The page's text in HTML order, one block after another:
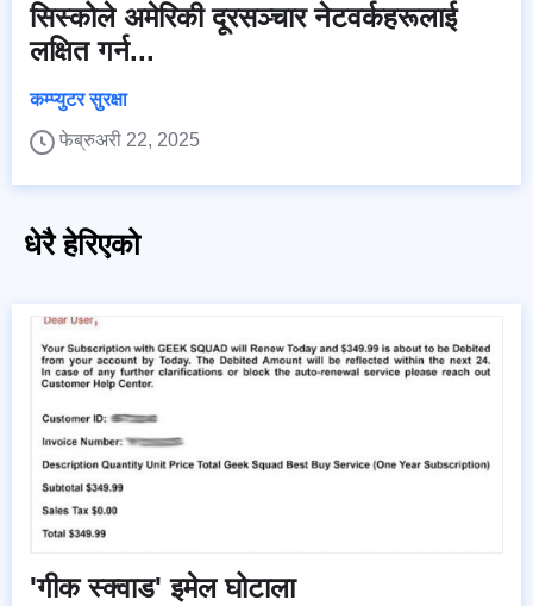
सिस्कोले अमेरिकी दूरसञ्चार नेटवर्कहरूलाई
लक्षित गर्न...
कम्प्युटर सुरक्षा
फेब्रुअरी 22, 2025
धेरै हेरिएको
'गीक स्क्वाड' इमेल घोटाला